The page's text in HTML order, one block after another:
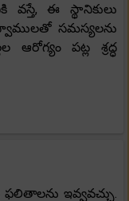
వస్తే, ఈ స్థానికులు
సమస్యలను
ఆరోగ్యం పట్ల శ్రద్ధ
ఇవ్వవచ్చు.